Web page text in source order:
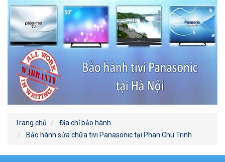
Trang chủ
Địa chỉ bảo hành
Bảo hành sửa chữa tivi Panasonic tại Phan Chu Trinh